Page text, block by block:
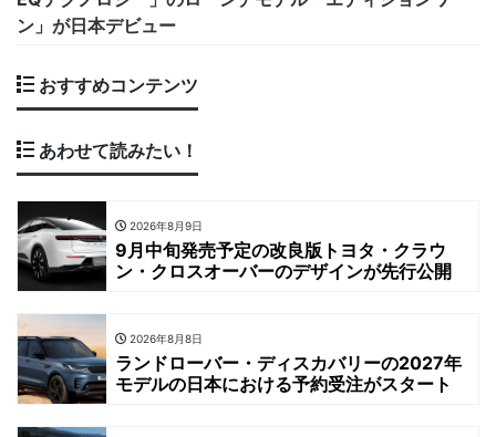
ン」が日本デビュー
おすすめコンテンツ
あわせて読みたい！
2026年8月9日
9月中旬発売予定の改良版トヨタ・クラウ
ン・クロスオーバーのデザインが先行公開
2026年8月8日
ランドローバー・ディスカバリーの2027年
モデルの日本における予約受注がスタート